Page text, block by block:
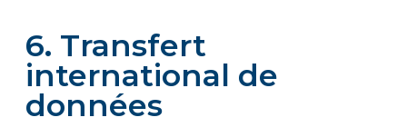
6. Transfert
international de
données